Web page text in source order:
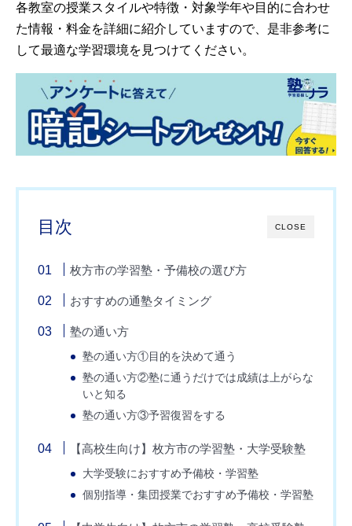
各教室の授業スタイルや特徴・対象学年や目的に合わせ
た情報・料金を詳細に紹介していますので、是非参考に
して最適な学習環境を見つけてください。
CLOSE
目次
枚方市の学習塾・予備校の選び方
おすすめの通塾タイミング
塾の通い方
塾の通い方①目的を決めて通う
塾の通い方②塾に通うだけでは成績は上がらな
いと知る
塾の通い方③予習復習をする
【高校生向け】枚方市の学習塾・大学受験塾
大学受験におすすめ予備校・学習塾
個別指導・集団授業でおすすめ予備校・学習塾